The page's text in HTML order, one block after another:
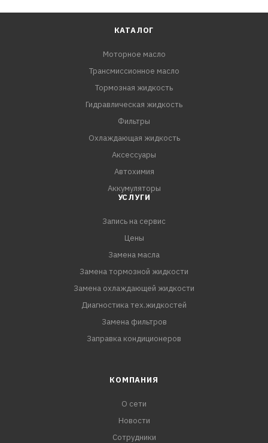
КАТАЛОГ
Моторное масло
Трансмиссионное масло
Тормозная жидкость
Гидравлическая жидкость
Фильтры
Охлаждающая жидкость
Аксессуары
Автохимия
Аккумуляторы
УСЛУГИ
Запись на сервис
Цены
Замена масла
Замена тормозной жидкости
Замена охлаждающей жидкости
Диагностика тех.жидкостей
Замена фильтров
Заправка кондиционеров
КОМПАНИЯ
О сети
Новости
Сотрудники